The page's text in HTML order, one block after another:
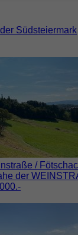
Südsteiermark
/
der